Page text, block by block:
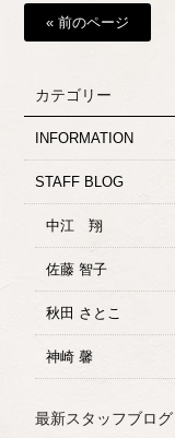
« 前のページ
カテゴリー
INFORMATION
STAFF BLOG
中江 翔
佐藤 智子
秋田 さとこ
神崎 馨
最新スタッフブログ